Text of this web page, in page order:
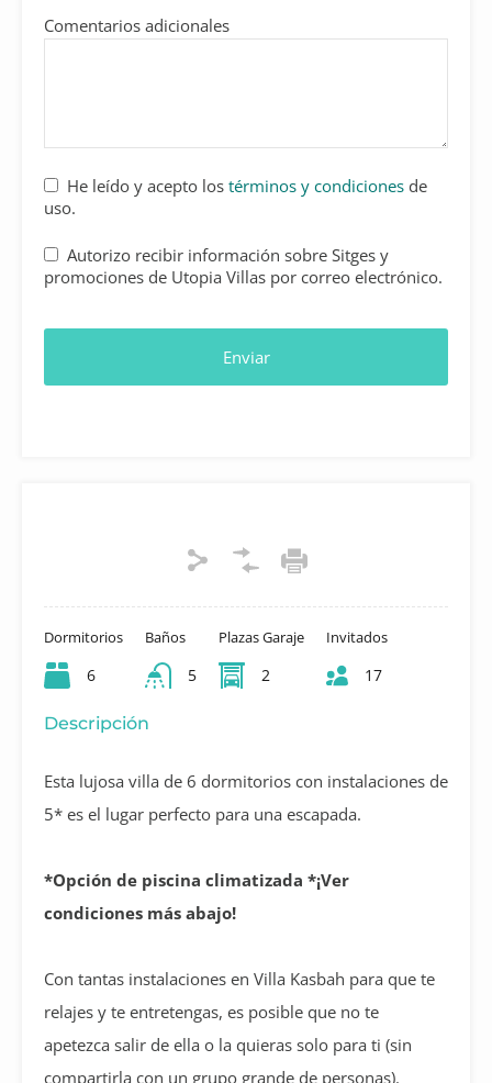
Dormitorios
6
Baños
5
Plazas Garaje
2
Invitados
17
Descripción
Esta lujosa villa de 6 dormitorios con instalaciones de
5* es el lugar perfecto para una escapada.
*Opción de piscina climatizada *¡Ver
condiciones más abajo!
Con tantas instalaciones en Villa Kasbah para que te
relajes y te entretengas, es posible que no te
apetezca salir de ella o la quieras solo para ti (sin
compartirla con un grupo grande de personas).
Comentarios adicionales
He leído y acepto los términos y condiciones de
uso.
Autorizo recibir información sobre Sitges y
promociones de Utopia Villas por correo electrónico.
Enviar